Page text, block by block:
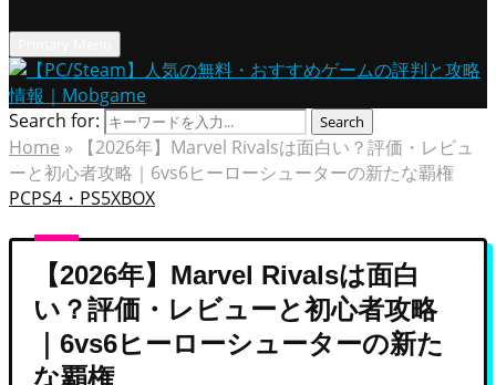
Search for: Search
Home »
【2026年】Marvel Rivalsは面白い？評価・レビュ
ーと初心者攻略｜6vs6ヒーローシューターの新たな覇権
PCPS4・PS5XBOX
【2026年】Marvel Rivalsは面白
い？評価・レビューと初心者攻略
｜6vs6ヒーローシューターの新た
な覇権